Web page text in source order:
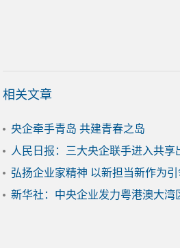
相关文章
央企牵手青岛 共建青春之岛
人民日报：三大央企联手进入共享
弘扬企业家精神 以新担当新作为
新华社：中央企业发力粤港澳大湾